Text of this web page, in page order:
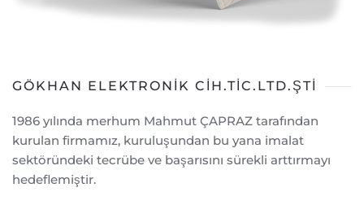
GÖKHAN ELEKTRONİK CİH.TİC.LTD.ŞTİ
1986 yılında merhum Mahmut ÇAPRAZ tarafından
kurulan firmamız, kuruluşundan bu yana imalat
sektöründeki tecrübe ve başarısını sürekli arttırmayı
hedeflemiştir.